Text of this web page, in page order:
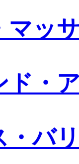
マッ
ド・
・バ